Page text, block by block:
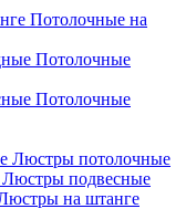
Потолочные на
Потолочные
Потолочные
Люстры потолочные
Люстры подвесные
на штанге